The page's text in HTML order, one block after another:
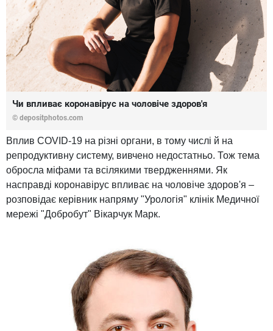
Чи впливає коронавірус на чоловіче здоров'я
© depositphotos.com
Вплив COVID-19 на різні органи, в тому числі й на
репродуктивну систему, вивчено недостатньо. Тож тема
обросла міфами та всілякими твердженнями. Як
насправді коронавірус впливає на чоловіче здоров'я –
розповідає керівник напряму "Урологія" клінік Медичної
мережі "Добробут" Вікарчук Марк.